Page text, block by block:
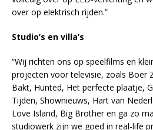
over op elektrisch rijden.”
Studio’s en villa’s
“Wij richten ons op speelfilms en
projecten voor televisie, zoals Boer
Bakt, Hunted, Het perfecte plaatje,
Tijden, Shownieuws, Hart van
Love Island, Big Brother en ga zo
studiowerk zijn we goed in real-life